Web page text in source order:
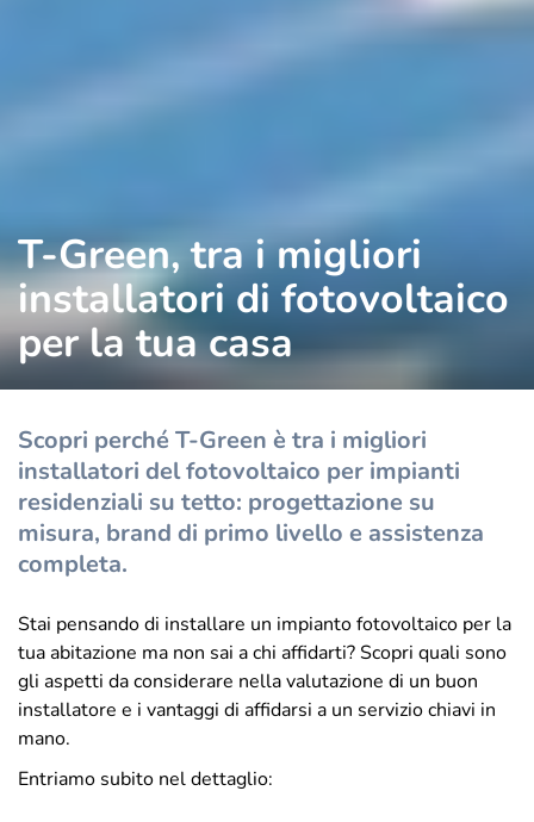
T-Green, tra i migliori
installatori di fotovoltaico
per la tua casa
Scopri perché T-Green è tra i migliori
installatori del fotovoltaico per impianti
residenziali su tetto: progettazione su
misura, brand di primo livello e assistenza
completa.
Stai pensando di installare un impianto fotovoltaico per la
tua abitazione ma non sai a chi affidarti? Scopri quali sono
gli aspetti da considerare nella valutazione di un buon
installatore e i vantaggi di affidarsi a un servizio chiavi in
mano.
Entriamo subito nel dettaglio: